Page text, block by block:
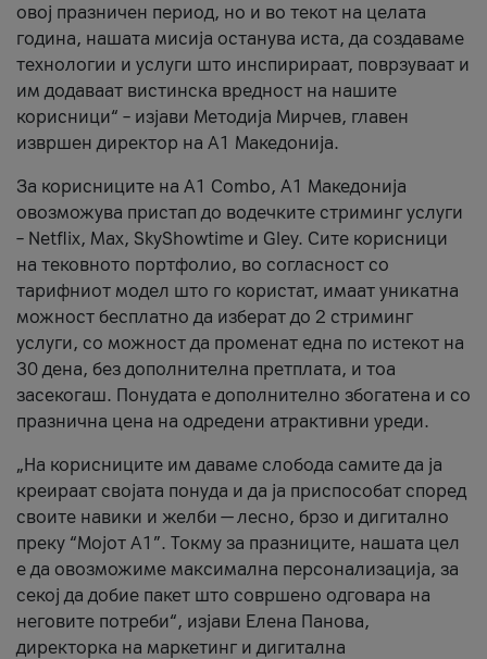
овој празничен период, но и во текот на целата
година, нашата мисија останува иста, да создаваме
технологии и услуги што инспирираат, поврзуваат и
им додаваат вистинска вредност на нашите
корисници“ – изјави Методија Мирчев, главен
извршен директор на А1 Македонија.
За корисниците на A1 Combo, А1 Македонија
овозможува пристап до водечките стриминг услуги
– Netflix, Max, SkyShowtime и Gley. Сите корисници
на тековното портфолио, во согласност со
тарифниот модел што го користат, имаат уникатна
можност бесплатно да изберат до 2 стриминг
услуги, со можност да променат една по истекот на
30 дена, без дополнителна претплата, и тоа
засекогаш. Понудата е дополнително збогатена и со
празнична цена на одредени атрактивни уреди.
„На корисниците им даваме слобода самите да ја
креираат својата понуда и да ја приспособат според
своите навики и желби — лесно, брзо и дигитално
преку “Мојот А1”. Токму за празниците, нашата цел
е да овозможиме максимална персонализација, за
секој да добие пакет што совршено одговара на
неговите потреби“, изјави Елена Панова,
директорка на маркетинг и дигитална